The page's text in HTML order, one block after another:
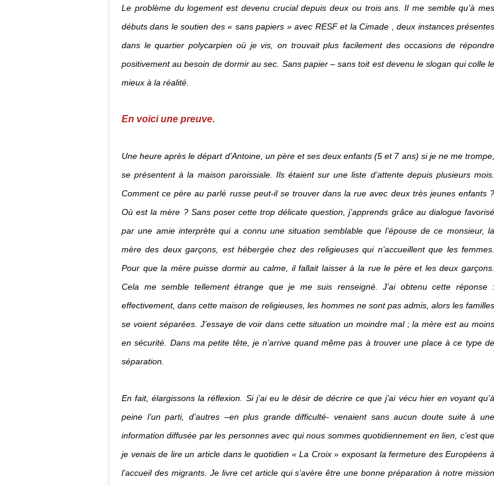
Le problème du logement est devenu crucial depuis deux ou trois ans. Il me semble qu’à mes
débuts dans le soutien des « sans papiers » avec RESF et la Cimade , deux instances présentes
dans le quartier polycarpien où je vis, on trouvait plus facilement des occasions de répondre
positivement au besoin de dormir au sec. Sans papier – sans toit est devenu le slogan qui colle le
mieux à la réalité.
En voici une preuve.
Une heure après le départ d’Antoine, un père et ses deux enfants (5 et 7 ans) si je ne me trompe,
se présentent à la maison paroissiale. Ils étaient sur une liste d’attente depuis plusieurs mois.
Comment ce père au parlé russe peut-il se trouver dans la rue avec deux très jeunes enfants ?
Où est la mère ? Sans poser cette trop délicate question, j’apprends grâce au dialogue favorisé
par une amie interprète qui a connu une situation semblable que l’épouse de ce monsieur, la
mère des deux garçons, est hébergée chez des religieuses qui n’accueillent que les femmes.
Pour que la mère puisse dormir au calme, il fallait laisser à la rue le père et les deux garçons.
Cela me semble tellement étrange que je me suis renseigné. J’ai obtenu cette réponse :
effectivement, dans cette maison de religieuses, les hommes ne sont pas admis, alors les familles
se voient séparées. J’essaye de voir dans cette situation un moindre mal ; la mère est au moins
en sécurité. Dans ma petite tête, je n’arrive quand même pas à trouver une place à ce type de
séparation.
En fait, élargissons la réflexion. Si j’ai eu le désir de décrire ce que j’ai vécu hier en voyant qu’à
peine l’un parti, d’autres –en plus grande difficulté- venaient sans aucun doute suite à une
information diffusée par les personnes avec qui nous sommes quotidiennement en lien, c’est que
je venais de lire un article dans le quotidien « La Croix » exposant la fermeture des Européens à
l’accueil des migrants. Je livre cet article qui s’avère être une bonne préparation à notre mission